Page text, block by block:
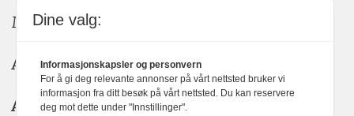
Meninger: meninger@kom24.no
Annonse: annonse@watchmedia.no
Abonnement:kom24@watchmedia.no
Dine valg:
Informasjonskapsler og personvern
For å gi deg relevante annonser på vårt nettsted bruker vi
informasjon fra ditt besøk på vårt nettsted. Du kan reservere
deg mot dette under "Innstillinger".